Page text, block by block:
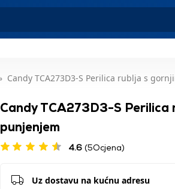
Candy TCA273D3-S Perilica rublja s
Candy TCA273D3-S Perilica
punjenjem
4.6 (5Ocjena)
Uz dostavu na kućnu adresu